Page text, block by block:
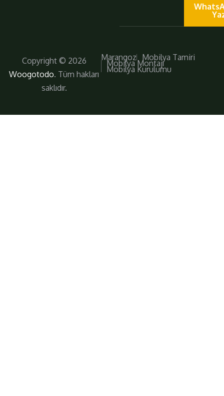
Copyright © 2026
Woogotodo. Tüm hakları
saklıdır.
Marangoz Mobilya Tamiri
Mobilya Montajı
Mobilya Kurulumu